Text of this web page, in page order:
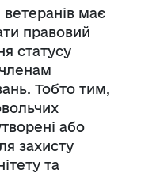
має
правовий
статусу
Тобто тим,
або
захисту
та